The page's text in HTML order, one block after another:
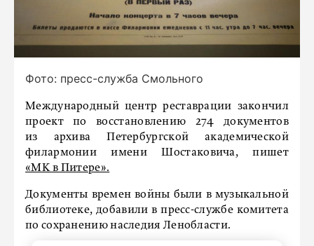
Фото: пресс-служба Смольного
Международный центр реставрации закончил
проект по восстановлению 274 документов
из архива Петербургской академической
филармонии имени Шостаковича, пишет
«МК в Питере».
Документы времен войны были в музыкальной
библиотеке, добавили в пресс-службе комитета
по сохранению наследия Ленобласти.